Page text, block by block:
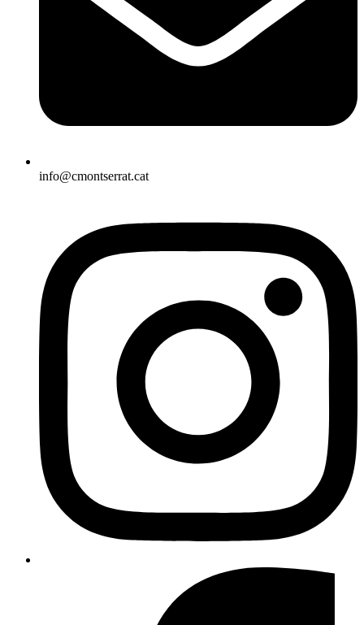
info@cmontserrat.cat